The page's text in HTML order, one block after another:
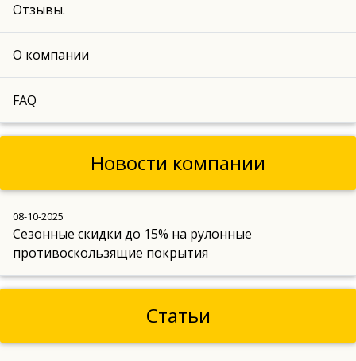
Отзывы.
О компании
FAQ
Новости компании
08-10-2025
Сезонные скидки до 15% на рулонные
противоскользящие покрытия
Статьи